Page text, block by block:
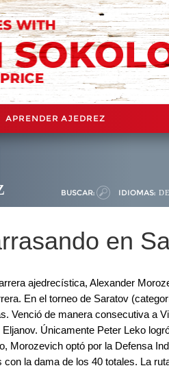
APRENDER AJEDREZ
BUSCAR: IDIOMAS: DE
en
ajedrecística, Alexander
En el torneo de Saratov
Venció de manera consecutiva a
Únicamente Peter Leko
Morozevich optó por la Defensa
la dama de los 40 totales. La